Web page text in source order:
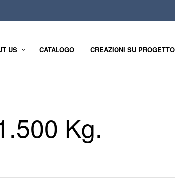
US CATALOGO CREAZIONI SU PROGETTO
Kg.